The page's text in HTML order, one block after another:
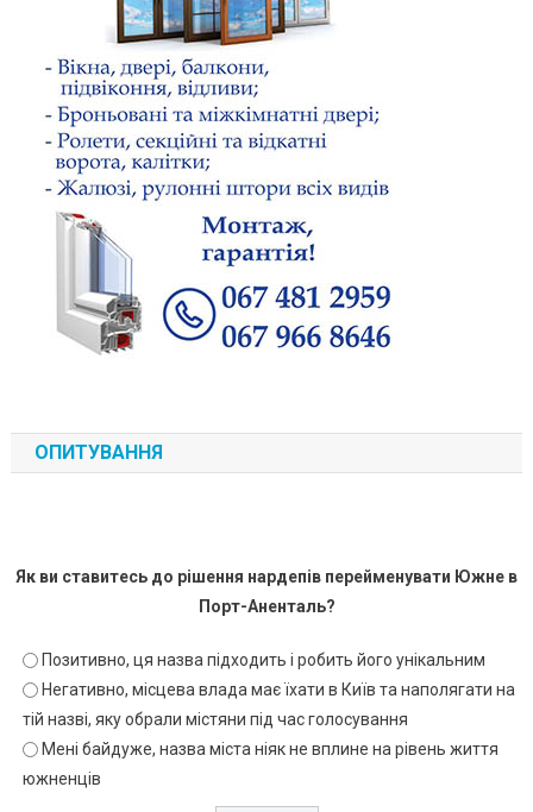
ОПИТУВАННЯ
Як ви ставитесь до рішення нардепів перейменувати Южне в
Порт-Аненталь?
Позитивно, ця назва підходить і робить його унікальним
Негативно, місцева влада має їхати в Київ та наполягати на
тій назві, яку обрали містяни під час голосування
Мені байдуже, назва міста ніяк не вплине на рівень життя
южненців